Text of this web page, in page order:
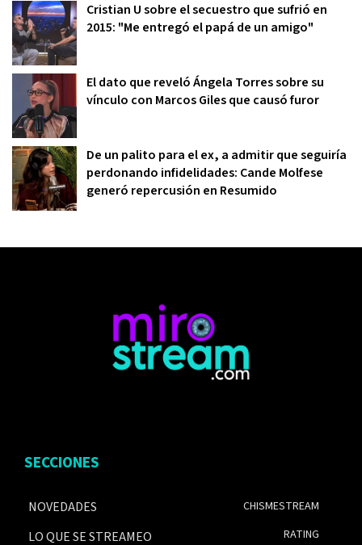
Cristian U sobre el secuestro que sufrió en
2015: "Me entregó el papá de un amigo"
El dato que reveló Ángela Torres sobre su
vínculo con Marcos Giles que causó furor
De un palito para el ex, a admitir que seguiría
perdonando infidelidades: Cande Molfese
generó repercusión en Resumido
SECCIONES
NOVEDADES
LO QUE SE STREAMEO
CHISMESTREAM
RATING